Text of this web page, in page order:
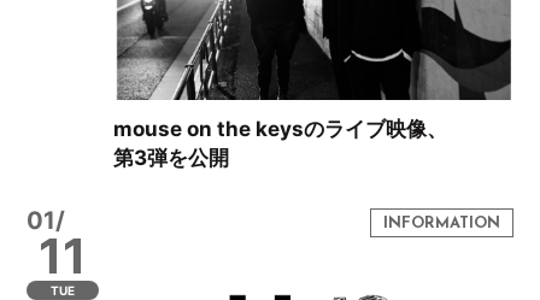
mouse on the keysのライブ映像、
第3弾を公開
01/
11
TUE